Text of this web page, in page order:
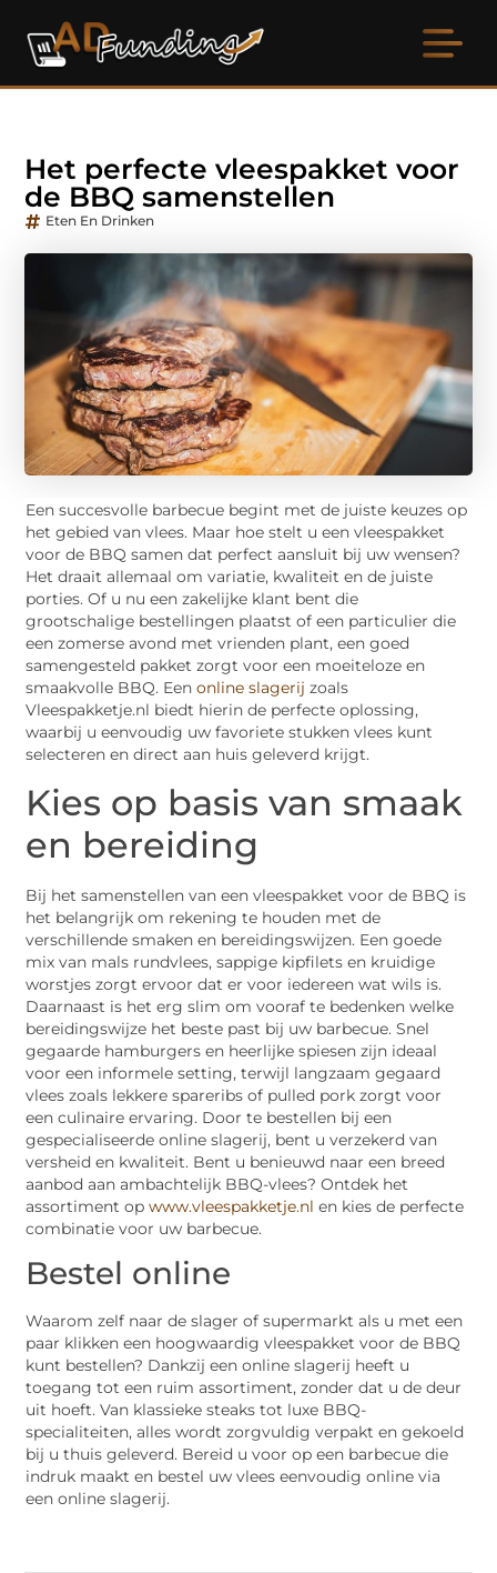
Het perfecte vleespakket voor
de BBQ samenstellen
Eten En Drinken
Een succesvolle barbecue begint met de juiste keuzes op
het gebied van vlees. Maar hoe stelt u een vleespakket
voor de BBQ samen dat perfect aansluit bij uw wensen?
Het draait allemaal om variatie, kwaliteit en de juiste
porties. Of u nu een zakelijke klant bent die
grootschalige bestellingen plaatst of een particulier die
een zomerse avond met vrienden plant, een goed
samengesteld pakket zorgt voor een moeiteloze en
smaakvolle BBQ. Eenonline slagerij zoals
Vleespakketje.nl biedt hierin de perfecte oplossing,
waarbij u eenvoudig uw favoriete stukken vlees kunt
selecteren en direct aan huis geleverd krijgt.
Kies op basis van smaak
en bereiding
Bij het samenstellen van een vleespakket voor de BBQ is
het belangrijk om rekening te houden met de
verschillende smaken en bereidingswijzen. Een goede
mix van mals rundvlees, sappige kipfilets en kruidige
worstjes zorgt ervoor dat er voor iedereen wat wils is.
Daarnaast is het erg slim om vooraf te bedenken welke
bereidingswijze het beste past bij uw barbecue. Snel
gegaarde hamburgers en heerlijke spiesen zijn ideaal
voor een informele setting, terwijl langzaam gegaard
vlees zoals lekkere spareribs of pulled pork zorgt voor
een culinaire ervaring. Door te bestellen bij een
gespecialiseerde online slagerij, bent u verzekerd van
versheid en kwaliteit. Bent u benieuwd naar een breed
aanbod aan ambachtelijk BBQ-vlees? Ontdek het
assortiment opwww.vleespakketje.nl en kies de perfecte
combinatie voor uw barbecue.
Bestel online
Waarom zelf naar de slager of supermarkt als u met een
paar klikken een hoogwaardig vleespakket voor de BBQ
kunt bestellen? Dankzij een online slagerij heeft u
toegang tot een ruim assortiment, zonder dat u de deur
uit hoeft. Van klassieke steaks tot luxe BBQ-
specialiteiten, alles wordt zorgvuldig verpakt en gekoeld
bij u thuis geleverd. Bereid u voor op een barbecue die
indruk maakt en bestel uw vlees eenvoudig online via
een online slagerij.